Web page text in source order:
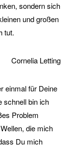
sondern sich
und großen
tut.
Cornelia Letting
einmal für Deine
schnell bin ich
Problem
die mich
Du mich